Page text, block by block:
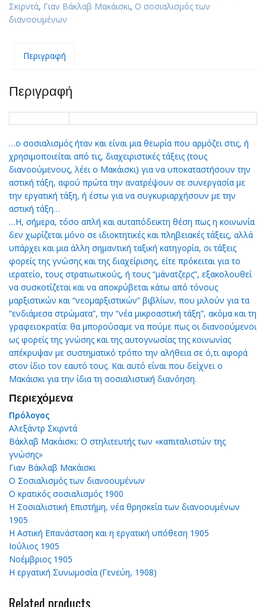
Αλεξάντρ
Σκιρντά:
των
quantity
Σκιρντά, Γιαν Βάκλαβ Μακάισκι, Ο σοσιαλισμός των
διανοουμένων
Περιγραφή
Περιγραφή
…ο σοσιαλισμός ήταν και είναι μια θεωρία που αρμόζει στις, ή
χρησιμοποιείται από τις, διαχειριστικές τάξεις (τους
διανοούμενους, λέει ο Μακάισκι) για να υποκαταστήσουν την
αστική τάξη, αφού πρώτα την ανατρέψουν σε συνεργασία με
την εργατική τάξη, ή έστω για να συγκυριαρχήσουν με την
αστική τάξη…
…H, σήμερα, τόσο απλή και αυταπόδεικτη θέση πως η κοινωνία
δεν χωρίζεται μόνο σε ιδιοκτητικές και πληβειακές τάξεις, αλλά
υπάρχει και μια άλλη σημαντική ταξική κατηγορία, οι τάξεις
φορείς της γνώσης και της διαχείρισης, είτε πρόκειται για το
ιερατείο, τους στρατιωτικούς, ή τους “μάνατζερς”, εξακολουθεί
να συσκοτίζεται και να αποκρύβεται κάτω από τόνους
μαρξιστικών και “νεομαρξιστικών” βιβλίων, που μιλούν για τα
“ενδιάμεσα στρώματα”, την “νέα μικροαστική τάξη”, ακόμα και τη
γραφειοκρατία: θα μπορούσαμε να πούμε πως οι διανοούμενοι
ως φορείς της γνώσης και της αυτογνωσίας της κοινωνίας
απέκρυψαν με συστηματικό τρόπο την αλήθεια σε ό,τι αφορά
στον ίδιο τον εαυτό τους. Και αυτό είναι που δείχνει ο
Μακάισκι για την ίδια τη σοσιαλιστική διανόηση.
Περιεχόμενα
Πρόλογος
Αλεξάντρ Σκιρντά
Βάκλαβ Μακάισκι: Ο στηλιτευτής των «καπιταλιστών της
γνώσης»
Γιαν Βάκλαβ Μακάισκι
Ο Σοσιαλισμός των διανοουμένων
Ο κρατικός σοσιαλισμός 1900
Η Σοσιαλιστική Επιστήμη, νέα θρησκεία των διανοουμένων
1905
Η Αστική Επανάσταση και η εργατική υπόθεση 1905
Ιούλιος 1905
Νοέμβριος 1905
Η εργατική Συνωμοσία (Γενεύη, 1908)
Related products